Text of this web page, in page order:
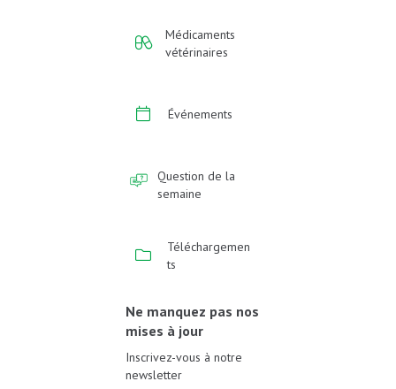
Médicaments
vétérinaires
Événements
Question de la
semaine
Téléchargemen
ts
Ne manquez pas nos
mises à jour
Inscrivez-vous à notre
newsletter